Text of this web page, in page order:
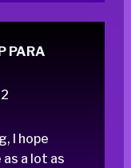
PARA
I hope
a lot as